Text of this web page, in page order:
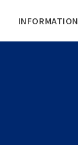
INFORMATION